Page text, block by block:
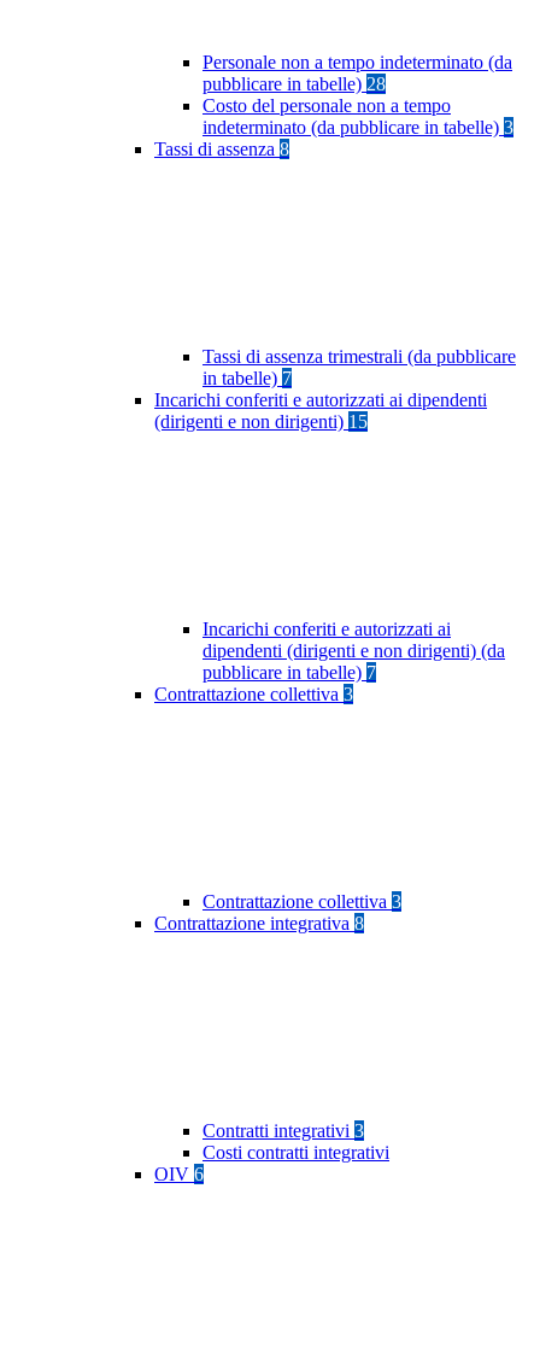
Personale non a tempo indeterminato (da
pubblicare in tabelle) 28
Costo del personale non a tempo
indeterminato (da pubblicare in tabelle) 3
Tassi di assenza 8
Tassi di assenza trimestrali (da pubblicare
in tabelle) 7
Incarichi conferiti e autorizzati ai dipendenti
(dirigenti e non dirigenti) 15
Incarichi conferiti e autorizzati ai
dipendenti (dirigenti e non dirigenti) (da
pubblicare in tabelle) 7
Contrattazione collettiva 3
Contrattazione collettiva 3
Contrattazione integrativa 8
Contratti integrativi 3
Costi contratti integrativi
OIV 6